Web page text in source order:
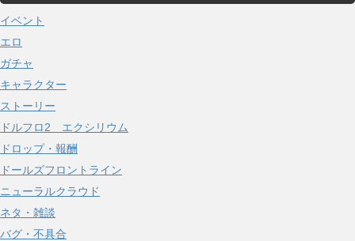
イ
ブ
イベント
エロ
ガチャ
キャラクター
ストーリー
ドルフロ2 エクシリウム
ドロップ・報酬
ドールズフロントライン
ニューラルクラウド
ネタ・雑談
バグ・不具合